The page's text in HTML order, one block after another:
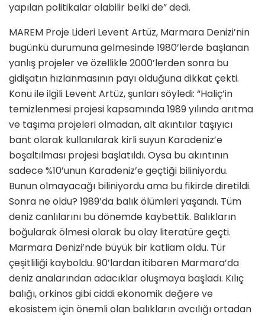
yapılan politikalar olabilir belki de”dedi.
MAREM Proje Lideri Levent Artüz, Marmara Denizi’nin
bugünkü durumuna gelmesinde 1980’lerde başlanan
yanlış projeler ve özellikle 2000’lerden sonra bu
gidişatın hızlanmasının payı olduğuna dikkat çekti.
Konu ile ilgili Levent Artüz, şunları söyledi: “Haliç’in
temizlenmesi projesi kapsamında 1989 yılında arıtma
ve taşıma projeleri olmadan, alt akıntılar taşıyıcı
bant olarak kullanılarak kirli suyun Karadeniz’e
boşaltılması projesi başlatıldı. Oysa bu akıntının
sadece %10’unun Karadeniz’e geçtiği biliniyordu.
Bunun olmayacağı biliniyordu ama bu fikirde diretildi.
Sonra ne oldu? 1989’da balık ölümleri yaşandı. Tüm
deniz canlılarını bu dönemde kaybettik. Balıkların
boğularak ölmesi olarak bu olay literatüre geçti.
Marmara Denizi’nde büyük bir katliam oldu. Tür
çeşitliliği kayboldu. 90’lardan itibaren Marmara’da
deniz analarından adacıklar oluşmaya başladı. Kılıç
balığı, orkinos gibi ciddi ekonomik değere ve
ekosistem için önemli olan balıkların avcılığı ortadan